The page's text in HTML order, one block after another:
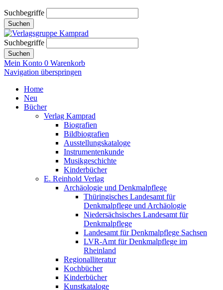
Suchbegriffe
Suchen
Suchbegriffe
Suchen
Mein Konto 0 Warenkorb
Navigation überspringen
Home
Neu
Bücher
Verlag Kamprad
Biografien
Bildbiografien
Ausstellungskataloge
Instrumentenkunde
Musikgeschichte
Kinderbücher
E. Reinhold Verlag
Archäologie und Denkmalpflege
Thüringisches Landesamt für
Denkmalpflege und Archäologie
Niedersächsisches Landesamt für
Denkmalpflege
Landesamt für Denkmalpflege Sachsen
LVR-Amt für Denkmalpflege im
Rheinland
Regionalliteratur
Kochbücher
Kinderbücher
Kunstkataloge